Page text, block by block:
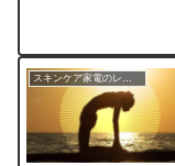
スキンケア家電のレビュー